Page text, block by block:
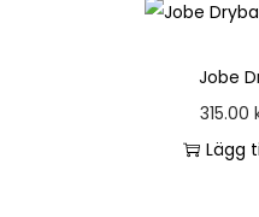
Jobe
315.00
Lägg